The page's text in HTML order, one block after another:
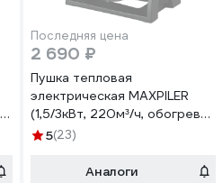
Последняя цена
2 690 ₽
Пушка тепловая
электрическая MAXPILER
(1,5/3кВт, 220м³/ч, обогрев
30м², керамический
5(23)
Аналоги